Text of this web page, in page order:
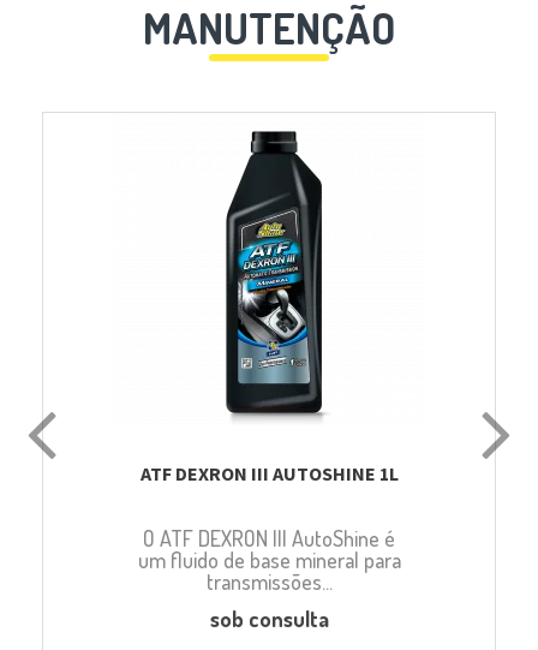
MANUTENÇÃO
ATF DEXRON III AUTOSHINE 1L
O ATF DEXRON III AutoShine é
um fluido de base mineral para
transmissões...
sob consulta